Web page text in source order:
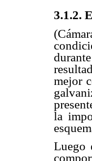
3.1.2.
mejor
la
Luego